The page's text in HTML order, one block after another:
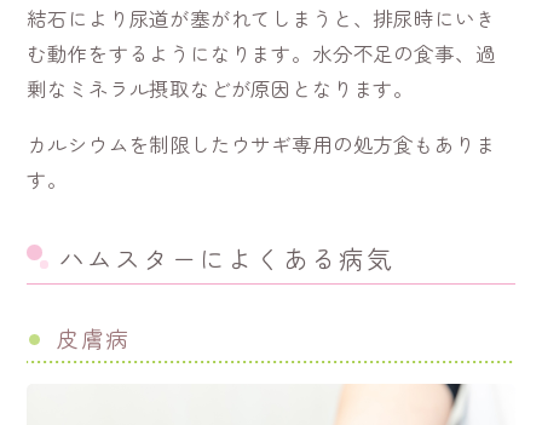
結石により尿道が塞がれてしまうと、排尿時にいき
む動作をするようになります。水分不足の食事、過
剰なミネラル摂取などが原因となります。
カルシウムを制限したウサギ専用の処方食もありま
す。
ハムスターによくある病気
皮膚病